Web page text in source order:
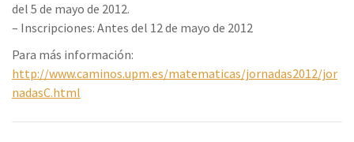
del 5 de mayo de 2012.
– Inscripciones: Antes del 12 de mayo de 2012
Para más información:
http://www.caminos.upm.es/matematicas/jornadas2012/jor
nadasC.html